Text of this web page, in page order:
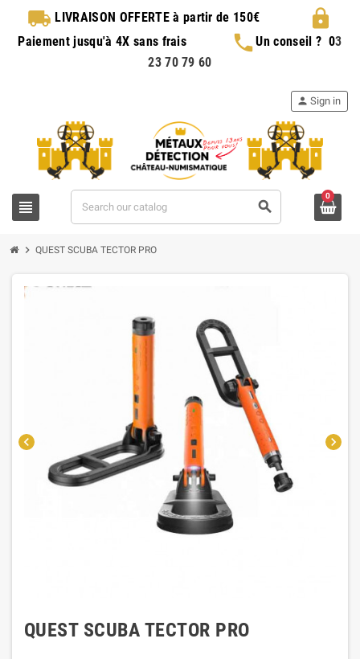
local_shipping LIVRAISON OFFERTEà partir de 150€ lock
Paiement jusqu'à 4X sans frais phoneUn conseil ? 03
23 70 79 60
view_headline search
person Sign in
0
chevron_right QUEST SCUBA TECTOR PRO
chevron_left chevron_right
QUEST SCUBA TECTOR PRO